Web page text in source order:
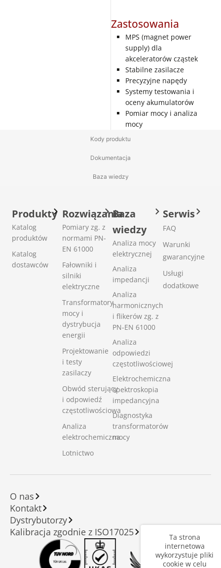
Kody produktu
Dokumentacja
Baza wiedzy
Zastosowania
MPS (magnet power
supply) dla
akceleratorów cząstek
Stabilne zasilacze
Precyzyjne napędy
Systemy testowania i
oceny akumulatorów
Pomiar mocy i analiza
mocy
Produkty
Katalog
produktów
Katalog
dostawców
Rozwiązania
Pomiary zg. z
normami PN-
EN 61000
Fałowniki i
silniki
elektryczne
Transformatory
mocy i
dystrybucja
energii
Projektowanie
i testy
zasilaczy
Obwód sterujący
i odpowiedź
częstotliwościowa
Analiza
elektrochemiczna
Lotnictwo
Baza
wiedzy
Analiza mocy
elektrycznej
Analiza
impedancji
Analiza
harmonicznych
i flikerów zg. z
PN-EN 61000
Analiza
odpowiedzi
częstotliwościowej
Elektrochemiczna
spektroskopia
impedancyjna
Diagnostyka
transformatorów
mocy
Serwis
FAQ
Warunki
gwarancyjne
Usługi
dodatkowe
O nas
Kontakt
Dystrybutorzy
Kalibracja zgodnie z ISO17025
Ta strona
internetowa
wykorzystuje pliki
cookie w celu